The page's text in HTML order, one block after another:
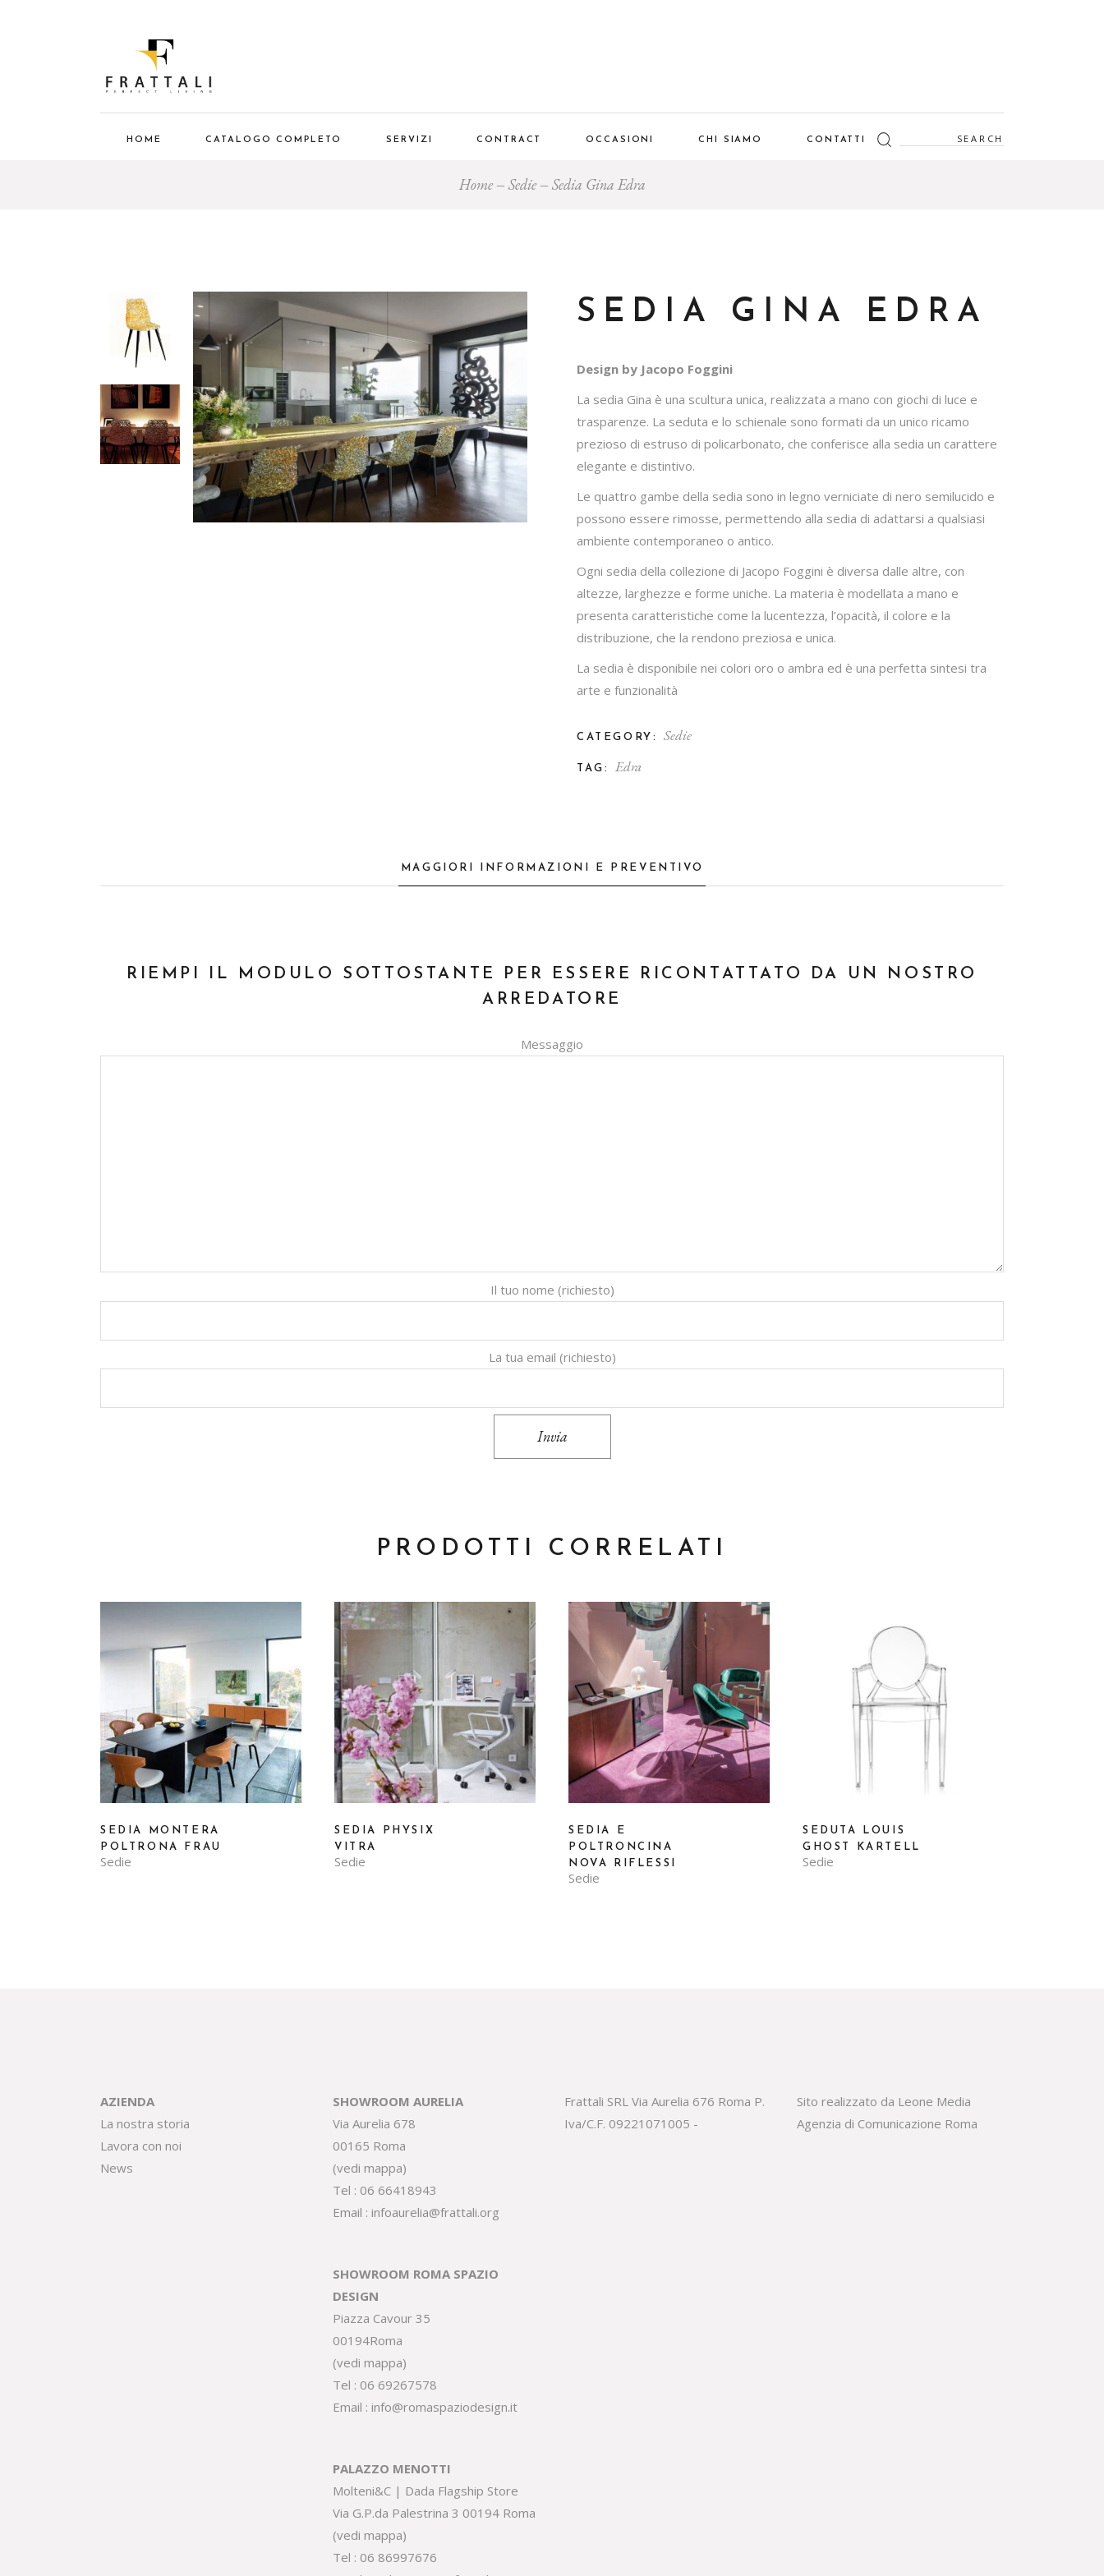
HOME CATALOGO COMPLETO SERVIZI CONTRACT OCCASIONI CHI SIAMO CONTATTI Search
for:
Home Sedie Sedia Gina Edra
SEDIA GINA EDRA
Design by Jacopo Foggini
La sedia Gina è una scultura unica, realizzata a mano con giochi di luce e
trasparenze. La seduta e lo schienale sono formati da un unico ricamo
prezioso di estruso di policarbonato, che conferisce alla sedia un carattere
elegante e distintivo.
Le quattro gambe della sedia sono in legno verniciate di nero semilucido e
possono essere rimosse, permettendo alla sedia di adattarsi a qualsiasi
ambiente contemporaneo o antico.
Ogni sedia della collezione di Jacopo Foggini è diversa dalle altre, con
altezze, larghezze e forme uniche. La materia è modellata a mano e
presenta caratteristiche come la lucentezza, l’opacità, il colore e la
distribuzione, che la rendono preziosa e unica.
La sedia è disponibile nei colori oro o ambra ed è una perfetta sintesi tra
arte e funzionalità
CATEGORY: Sedie
TAG: Edra
MAGGIORI INFORMAZIONI E PREVENTIVO
RIEMPI IL MODULO SOTTOSTANTE PER ESSERE RICONTATTATO DA UN NOSTRO
ARREDATORE
Messaggio
Il tuo nome (richiesto)
La tua email (richiesto)
Invia
PRODOTTI CORRELATI
SEDIA MONTERA
POLTRONA FRAU
Sedie
SEDIA PHYSIX
VITRA
Sedie
SEDIA E
POLTRONCINA
NOVA RIFLESSI
Sedie
SEDUTA LOUIS
GHOST KARTELL
Sedie
AZIENDA
La nostra storia
Lavora con noi
News
SHOWROOM AURELIA
Via Aurelia 678
00165 Roma
(vedi mappa)
Tel : 06 66418943
Email : infoaurelia@frattali.org
SHOWROOM ROMA SPAZIO
DESIGN
Piazza Cavour 35
00194Roma
(vedi mappa)
Tel : 06 69267578
Email : info@romaspaziodesign.it
PALAZZO MENOTTI
Molteni&C | Dada Flagship Store
Via G.P.da Palestrina 3 00194 Roma
(vedi mappa)
Tel : 06 86997676
Frattali SRL Via Aurelia 676 Roma P.
Iva/C.F. 09221071005 -
Sito realizzato da Leone Media
Agenzia di Comunicazione Roma